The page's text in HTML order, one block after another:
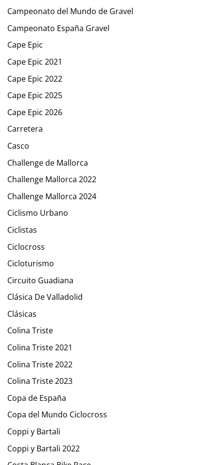
Campeonato del Mundo de Gravel
Campeonato España Gravel
Cape Epic
Cape Epic 2021
Cape Epic 2022
Cape Epic 2025
Cape Epic 2026
Carretera
Casco
Challenge de Mallorca
Challenge Mallorca 2022
Challenge Mallorca 2024
Ciclismo Urbano
Ciclistas
Ciclocross
Cicloturismo
Circuito Guadiana
Clásica De Valladolid
Clásicas
Colina Triste
Colina Triste 2021
Colina Triste 2022
Colina Triste 2023
Copa de España
Copa del Mundo Ciclocross
Coppi y Bartali
Coppi y Bartali 2022